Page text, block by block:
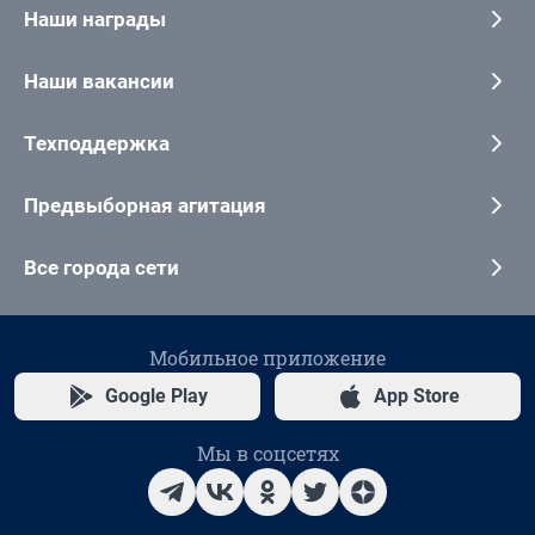
Наши награды
Наши вакансии
Техподдержка
Предвыборная агитация
Все города сети
Мобильное приложение
Google Play App Store
Мы в соцсетях